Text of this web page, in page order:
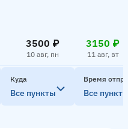
3500 ₽
10 авг, пн
3150 ₽
11 авг, вт
Куда
Все пункты
Время
Все